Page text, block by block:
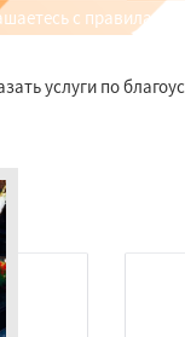
с правилами
услуги по